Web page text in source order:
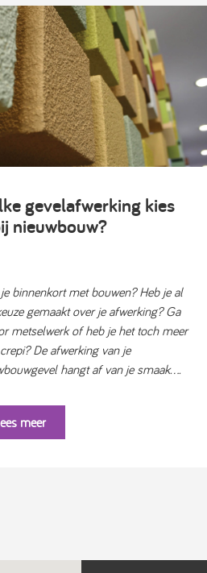
gevelafwerking kies
nieuwbouw?
binnenkort met bouwen? Heb je al
gemaakt over je afwerking? Ga
metselwerk of heb je het toch meer
De afwerking van je
hangt af van je smaak....
meer